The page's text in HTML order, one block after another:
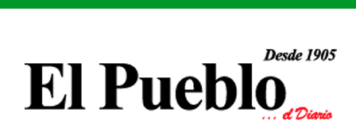
Skip